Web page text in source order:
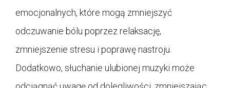
emocjonalnych, które mogą zmniejszyć
odczuwanie bólu poprzez relaksację,
zmniejszenie stresu i poprawę nastroju.
Dodatkowo, słuchanie ulubionej muzyki może